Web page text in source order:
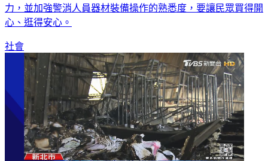
力，並加強警消人員器材裝備操作的熟悉度，要讓民眾買得開
心、逛得安心。
社會